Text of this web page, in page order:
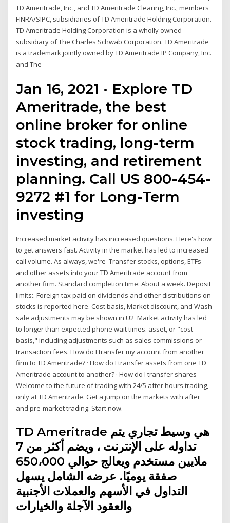
TD Ameritrade, Inc., and TD Ameritrade Clearing, Inc., members
FINRA/SIPC, subsidiaries of TD Ameritrade Holding Corporation.
TD Ameritrade Holding Corporation is a wholly owned
subsidiary of The Charles Schwab Corporation. TD Ameritrade
is a trademark jointly owned by TD Ameritrade IP Company, Inc.
and The
Jan 16, 2021 · Explore TD
Ameritrade, the best
online broker for online
stock trading, long-term
investing, and retirement
planning. Call US 800-454-
9272 #1 for Long-Term
investing
Increased market activity has increased questions. Here's how
to get answers fast. Activity in the market has led to increased
call volume. As always, we're Transfer stocks, options, ETFs
and other assets into your TD Ameritrade account from
another firm. Standard completion time: About a week. Deposit
limits:. Foreign tax paid on dividends and other distributions on
stocks is reported here. Cost basis, Market discount, and Wash
sale adjustments may be shown in U2 Market activity has led
to longer than expected phone wait times. asset, or "cost
basis," including adjustments such as sales commissions or
transaction fees. How do I transfer my account from another
firm to TD Ameritrade? · How do I transfer assets from one TD
Ameritrade account to another? · How do I transfer shares
Welcome to the future of trading with 24/5 after hours trading,
only at TD Ameritrade. Get a jump on the markets with after
and pre-market trading. Start now.
TD Ameritrade هي وسيط تجاري يتم
تداوله على الإنترنت ، ويضم أكثر من 7
ملايين مستخدم ويعالج حوالي 650،000
صفقة يوميًا. عرضه الشامل يسهل
التداول في الأسهم والعملات الأجنبية
والعقود الآجلة والخيارات